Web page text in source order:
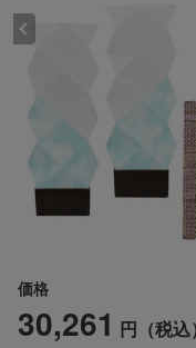
価格
30,261 円（税込